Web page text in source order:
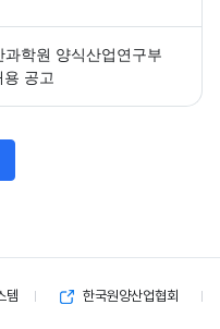
과학원 양식산업연구부
용 공고
템 한국원양산업협회